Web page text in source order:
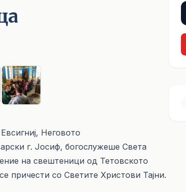
Неговото
г. Јосиф, богослужеше Света
на свештеници од Тетовското
причести со Светите Христови Тајни.